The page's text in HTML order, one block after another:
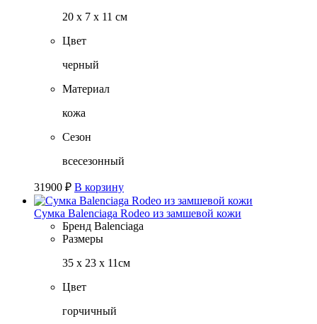
20 х 7 х 11 см
Цвет
черный
Материал
кожа
Сезон
всесезонный
31900 ₽ В корзину
Сумка Balenciaga Rodeo из замшевой кожи
Бренд Balenciaga
Размеры
35 х 23 х 11см
Цвет
горчичный